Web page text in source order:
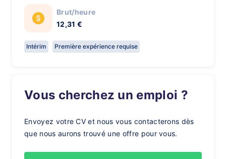
Brut/heure
12,31 €
Intérim Première expérience requise
Vous cherchez un emploi ?
Envoyez votre CV et nous vous contacterons dès
que nous aurons trouvé une offre pour vous.